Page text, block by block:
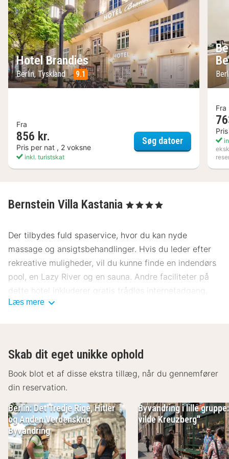
Hotel Brandies
Berlin, Tyskland 9.1
Fra
856 kr.
Pris per nat , 2 voksne
inkl. turistskat
Søg datoerHotel
Fra
Bernstein Villa Kastania , 4 Stjerner
Der tilbydes fuld spaservice, hvor du kan nyde
massage og ansigtsbehandlinger. Hvis du leder efter
rekreative muligheder, vil du kunne finde en indendørs
pool, en Lazy River og en sauna. Andre faciliteter på
dette hotel inkluderer gratis trådløs internetadgang,
concierge-tjenester og frisørsalon.
gebyr dagligt.
Hotelstars Union tildeler en officiel stjernebedømmelse
for overnatningssteder i Tyskland. Dette
overnatningssted er blevet bedømt til 4 stars.
Gæsterne har blandt andet adgang til gratis aviser i
lobbyen, renseri/vaskeservice og en flersproget
medarbejderstab. Planlægger du et arrangement i
Læs mere
Skab dit eget unikke ophold
Book blot et af disse ekstra tillæg, når du gennemfører
din reservation.
Berlin: Det Tredje Rige, Hitler
og Anden Verdenskrig
Byvandring
Byvandring i lille
vilde Kreuzberg"